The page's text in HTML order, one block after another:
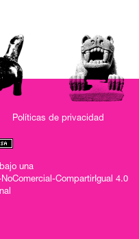
Políticas de privacidad
una
CompartirIgual 4.0